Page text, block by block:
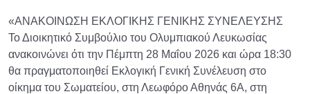
«ΑΝΑΚΟΙΝΩΣΗ ΕΚΛΟΓΙΚΗΣ ΓΕΝΙΚΗΣ ΣΥΝΕΛΕΥΣΗΣ
Το Διοικητικό Συμβούλιο του Ολυμπιακού Λευκωσίας
ανακοινώνει ότι την Πέμπτη 28 Μαΐου 2026 και ώρα 18:30
θα πραγματοποιηθεί Εκλογική Γενική Συνέλευση στο
οίκημα του Σωματείου, στη Λεωφόρο Αθηνάς 6Α, στη